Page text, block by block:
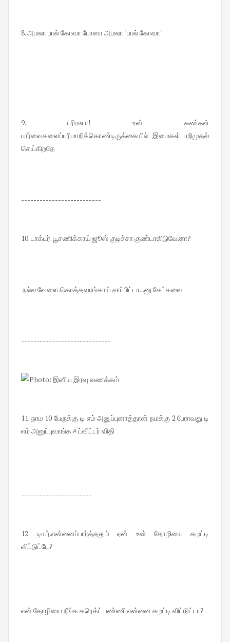
8. அமலா பால் கோவா போனா அமலா "பால் கோவா"
--------------------------
9. பரிமளா! உன் கண்கள்
பார்வைகளைப்பரிமாறிக்கொண்டிருக்கையில் இமைகள் பறிமுதல்
செய்கிறதே
--------------------------
10. டாக்டர். பூசணிக்காய் ஜூஸ் குடிச்சா குண்டாகிடுவேனா?
நல்ல வேளை.கொத்தவரங்காய் சாப்பிட்டா...னு கேட்கலை
-----------------------------
11. நாம 10 பேருக்கு டி எம் அனுப்புனாத்தான் நமக்கு 2 பேராவது டி
எம் அனுப்புவாங்க.# ட்விட்டர் விதி
-----------------------
12. டியர்.என்னைப்பார்த்ததும் ஏன் உன் தோழியை கழட்டி
விட்டுட்டே?
என் தோழியை நீங்க கரெக்ட் பண்ணி என்னை கழட்டி விட்டுட்டா?